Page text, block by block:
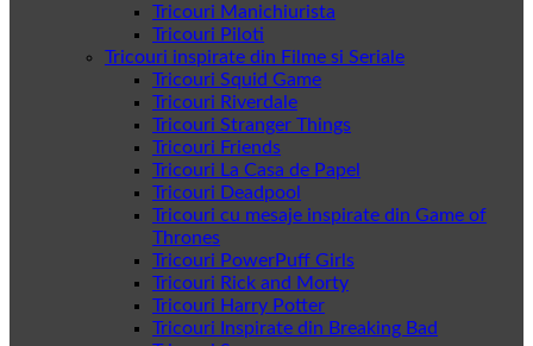
Tricouri Manichiurista
Tricouri Piloti
Tricouri inspirate din Filme si Seriale
Tricouri Squid Game
Tricouri Riverdale
Tricouri Stranger Things
Tricouri Friends
Tricouri La Casa de Papel
Tricouri Deadpool
Tricouri cu mesaje inspirate din Game of
Thrones
Tricouri PowerPuff Girls
Tricouri Rick and Morty
Tricouri Harry Potter
Tricouri Inspirate din Breaking Bad